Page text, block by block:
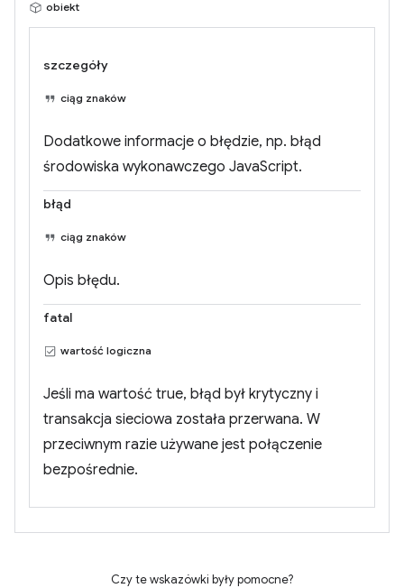
obiekt
szczegóły
ciąg znaków
Dodatkowe informacje o błędzie, np. błąd
środowiska wykonawczego JavaScript.
błąd
ciąg znaków
Opis błędu.
fatal
wartość logiczna
Jeśli ma wartość true, błąd był krytyczny i
transakcja sieciowa została przerwana. W
przeciwnym razie używane jest połączenie
bezpośrednie.
Czy te wskazówki były pomocne?